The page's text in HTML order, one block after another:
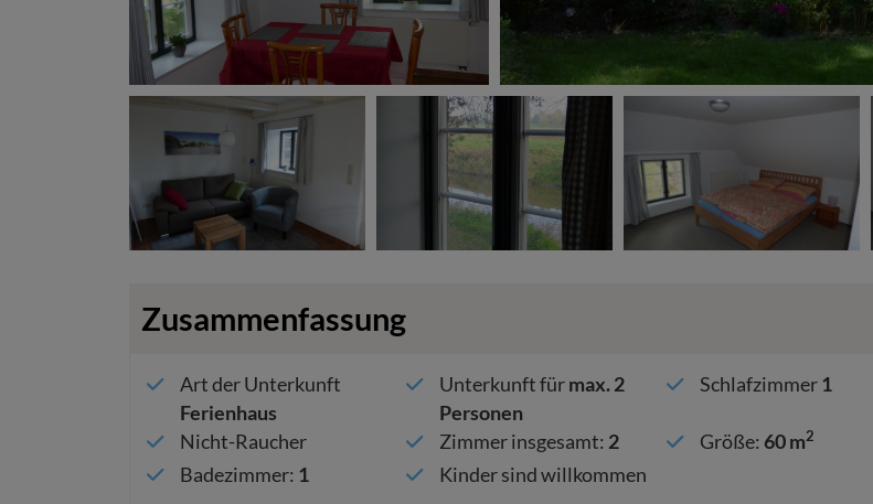
Zusammenfassung
Art der Unterkunft
Ferienhaus
Unterkunft fürmax.2
Personen
Schlafzimmer 1
Nicht-Raucher Zimmer insgesamt: 2 Größe: 60 m2
Badezimmer: 1 Kinder sind willkommen